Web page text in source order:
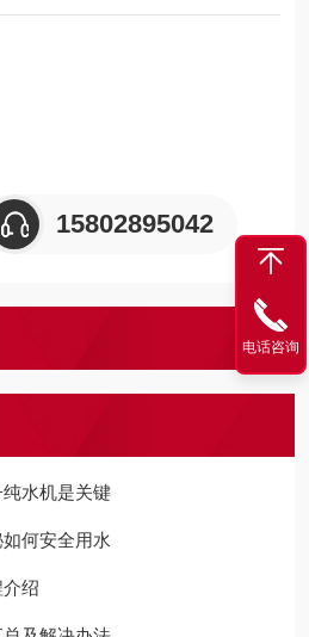
析等实验项目。
15802895042
水机是关键
何安全用水
绍
电话咨询